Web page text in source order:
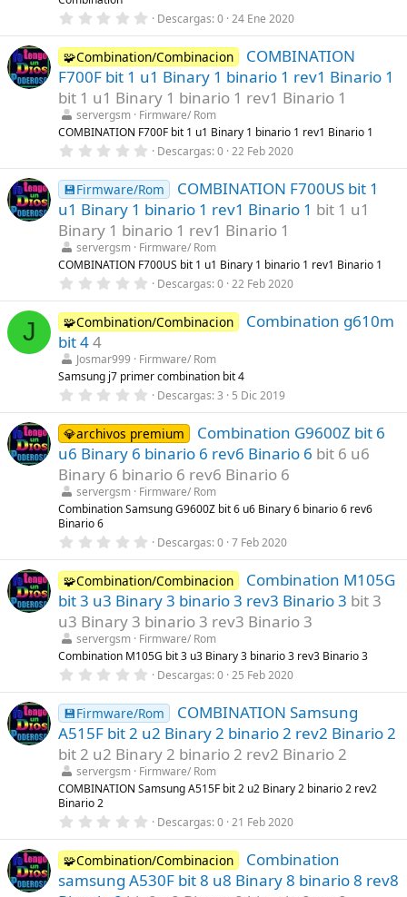
s
)
0
0
0
e
s
t
r
e
l
a
(
s
)
Descargas 0 24 Ene 2020
🧩Combination/Combinacion
COMBINATION
F700F bit 1 u1 Binary 1 binario 1 rev1 Binario 1
bit 1 u1 Binary 1 binario 1 rev1 Binario 1
servergsm Firmware/ Rom
COMBINATION F700F bit 1 u1 Binary 1 binario 1 rev1 Binario 1
0
0
0
e
s
t
r
e
l
a
(
s
)
Descargas 0 22 Feb 2020
💾Firmware/Rom
COMBINATION F700US bit 1
u1 Binary 1 binario 1 rev1 Binario 1 bit 1 u1
Binary 1 binario 1 rev1 Binario 1
servergsm Firmware/ Rom
COMBINATION F700US bit 1 u1 Binary 1 binario 1 rev1 Binario 1
0
0
0
e
t
r
e
l
a
(
s
)
Descargas 0 22 Feb 2020
J 🧩Combination/Combinacion
Combination g610m
bit 44
Josmar999
Firmware/ Rom
Samsung j7 primer combination bit 4
0
0
0
e
s
t
r
e
l
s
)
Descargas 3 5 Dic 2019
💎archivos premium
Combination G9600Z bit 6
u6 Binary 6 binario 6 rev6 Binario 6 bit 6 u6
Binary 6 binario 6 rev6 Binario 6
servergsm Firmware/ Rom
Combination Samsung G9600Z bit 6 u6 Binary 6 binario 6 rev6
Binario 6
0
0
0
e
s
t
r
e
l
a
(
s
)
Descargas 0 7 Feb 2020
🧩Combination/Combinacion
Combination M105G
bit 3 u3 Binary 3 binario 3 rev3 Binario 3 bit 3
u3 Binary 3 binario 3 rev3 Binario 3
servergsm Firmware/ Rom
Combination M105G bit 3 u3 Binary 3 binario 3 rev3 Binario 3
0
0
0
e
s
t
r
e
l
s
)
Descargas 0 25 Feb 2020
💾Firmware/Rom
COMBINATION Samsung
A515F bit 2 u2 Binary 2 binario 2 rev2 Binario 2
bit 2 u2 Binary 2 binario 2 rev2 Binario 2
servergsm Firmware/ Rom
COMBINATION Samsung A515F bit 2 u2 Binary 2 binario 2 rev2
Binario 2
0
0
0
e
s
Descargas 0 21 Feb 2020
🧩Combination/Combinacion
Combination
samsung A530F bit 8 u8 Binary 8 binario 8 rev8